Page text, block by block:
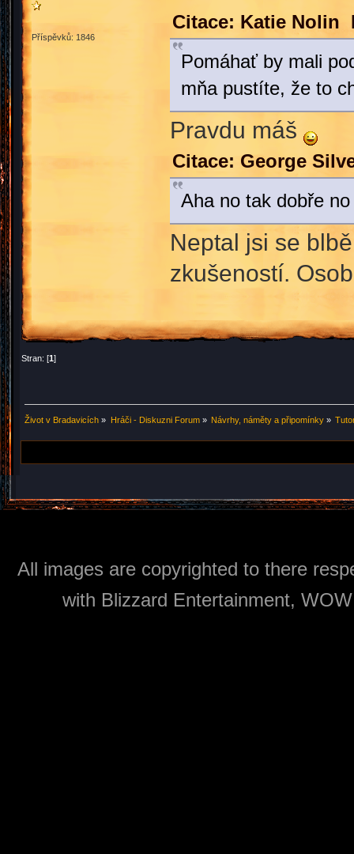
Příspěvků: 1846
Citace: Katie Nolin
Pomáhať by mali
mňa pustíte, že to
Pravdu máš
Citace: George
Aha no tak dobře
Neptal jsi se
zkušeností.
Stran: [1]
Život v Bradavicích » Hráči - Diskuzni Forum» Návrhy, náměty a připomínky»
All images are copyrighted to there
with Blizzard Entertainment,